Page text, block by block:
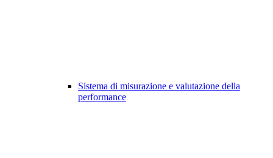
Sistema di misurazione e valutazione della
performance